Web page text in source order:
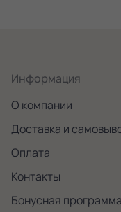
Информация
О компании
Доставка и
Оплата
Контакты
Бонусная программа